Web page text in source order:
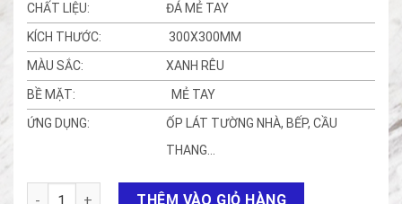
CHẤT LIỆU:
ĐÁ MẺ TAY
KÍCH THƯỚC:
300X300MM
MÀU SẮC:
XANH RÊU
BỀ MẶT:
MẺ TAY
ỨNG DỤNG:
ỐP LÁT TƯỜNG NHÀ, BẾP, CẦU
THANG…
ĐÁ MẺ TAY YL số lượngTHÊM VÀO GIỎ HÀNG